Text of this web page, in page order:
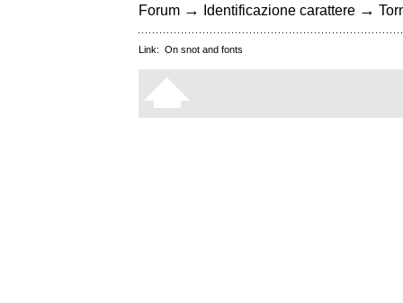
Forum → Identificazione carattere →
Link: On snot and fonts